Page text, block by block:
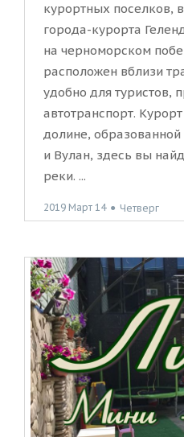
курортных поселков,
города-курорта
на черноморском
расположен вблизи
удобно для туристов,
автотранспорт.
долине,
и Вулан, здесь вы
реки. ...
2019 Март 14 ● Четверг